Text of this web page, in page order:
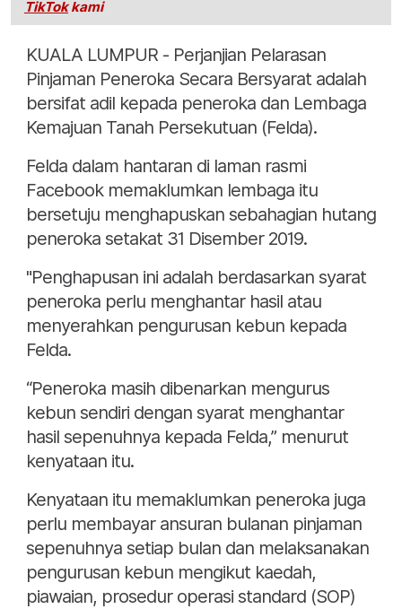
TikTokkami
KUALA LUMPUR - Perjanjian Pelarasan
Pinjaman Peneroka Secara Bersyarat adalah
bersifat adil kepada peneroka dan Lembaga
Kemajuan Tanah Persekutuan (Felda).
Felda dalam hantaran di laman rasmi
Facebook memaklumkan lembaga itu
bersetuju menghapuskan sebahagian hutang
peneroka setakat 31 Disember 2019.
"Penghapusan ini adalah berdasarkan syarat
peneroka perlu menghantar hasil atau
menyerahkan pengurusan kebun kepada
Felda.
“Peneroka masih dibenarkan mengurus
kebun sendiri dengan syarat menghantar
hasil sepenuhnya kepada Felda,” menurut
kenyataan itu.
Kenyataan itu memaklumkan peneroka juga
perlu membayar ansuran bulanan pinjaman
sepenuhnya setiap bulan dan melaksanakan
pengurusan kebun mengikut kaedah,
piawaian, prosedur operasi standard (SOP)